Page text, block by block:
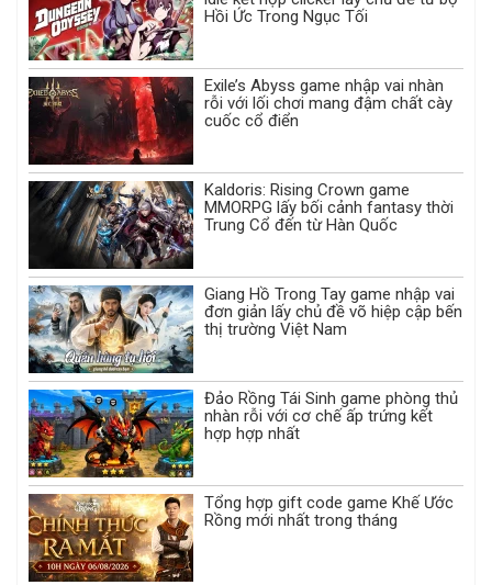
Hồi Ức Trong Ngục Tối
Exile’s Abyss game nhập vai nhàn
rỗi với lối chơi mang đậm chất cày
cuốc cổ điển
Kaldoris: Rising Crown game
MMORPG lấy bối cảnh fantasy thời
Trung Cổ đến từ Hàn Quốc
Giang Hồ Trong Tay game nhập vai
đơn giản lấy chủ đề võ hiệp cập bến
thị trường Việt Nam
Đảo Rồng Tái Sinh game phòng thủ
nhàn rỗi với cơ chế ấp trứng kết
hợp hợp nhất
Tổng hợp gift code game Khế Ước
Rồng mới nhất trong tháng